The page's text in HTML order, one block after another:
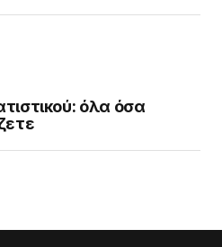
όλα όσα